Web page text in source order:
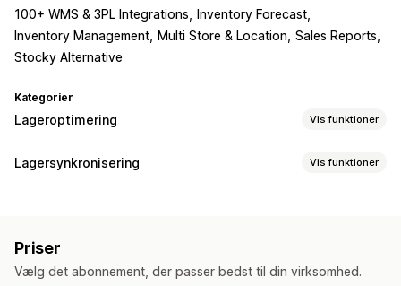
100+ WMS & 3PL Integrations
Inventory Forecast
Inventory Management
Multi Store & Location Sales Reports
Stocky Alternative
Kategorier
Lageroptimering Vis funktioner
Lagerstyring
Lageroverføring
Planlægning af lagerbeholdning
Lagersynkronisering Vis funktioner
Stregkoder
Manuel
Masse Realtid Planlagt Tilpasset
Priser
Vælg det abonnement, der passer bedst til din virksomhed.